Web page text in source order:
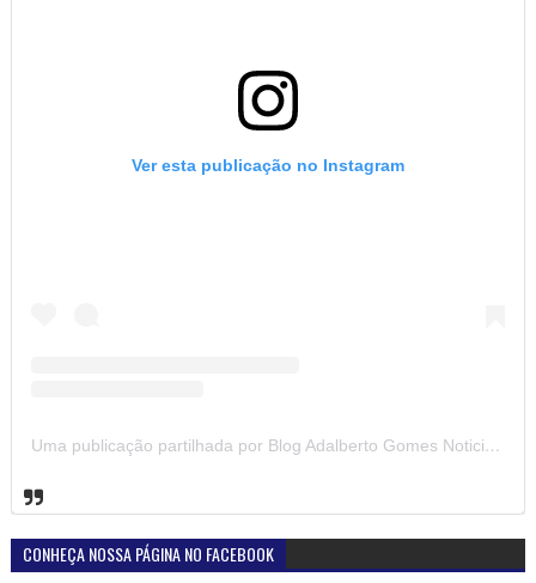
Ver esta publicação no Instagram
Uma publicação partilhada por Blog Adalberto Gomes Noticias (@blogadalbertogomesnoticiass)
CONHEÇA NOSSA PÁGINA NO FACEBOOK